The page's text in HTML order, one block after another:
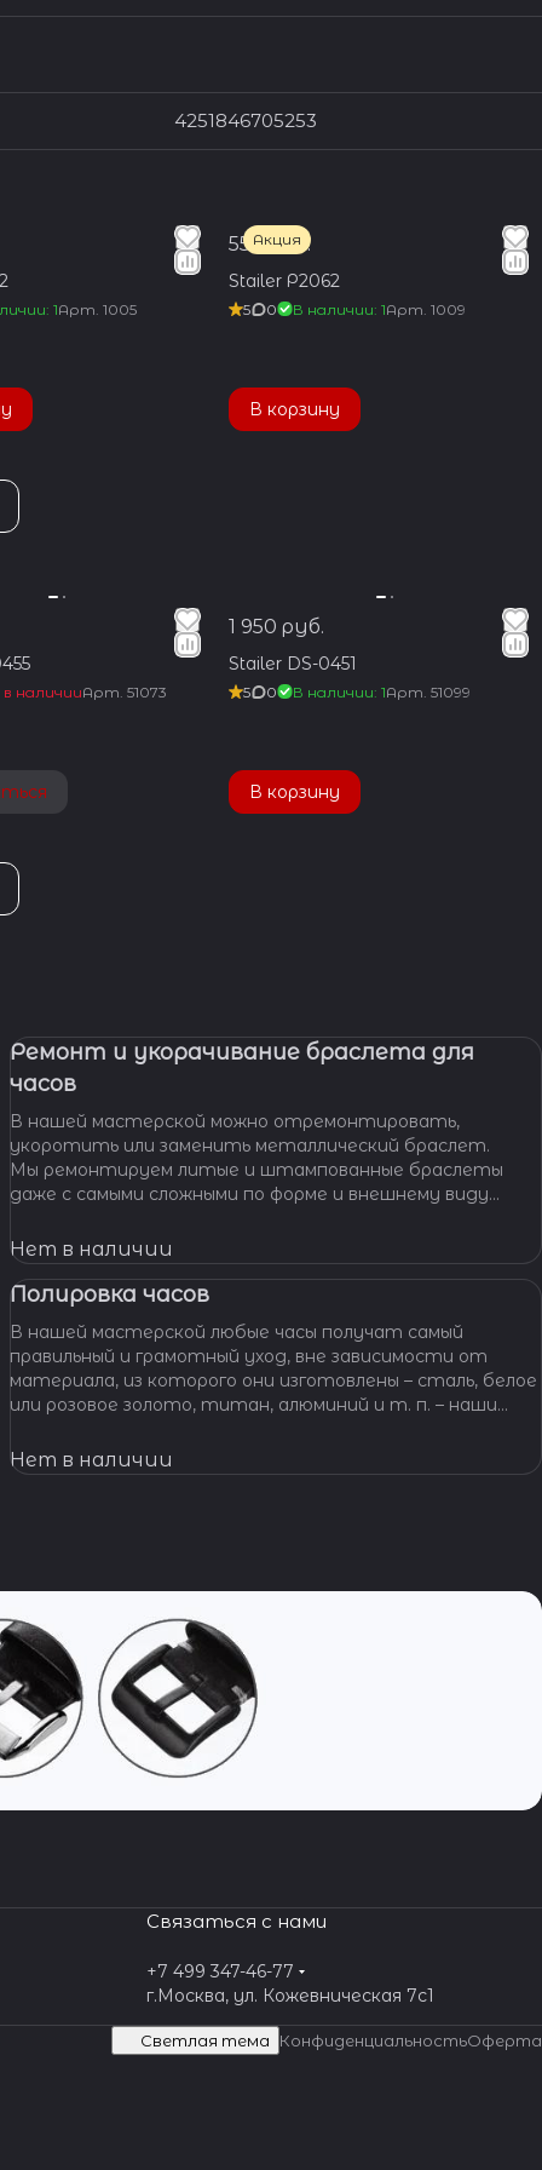
4251846705253
1Арт. 1005
Акция
550 руб.
Stailer Р2062
5 0 В наличии: 1Арт. 1009
В корзину
наличииАрт. 51073
1 950 руб.
Stailer DS-0451
5 0 В наличии: 1Арт. 51099
В корзину
Ремонт и укорачивание браслета для
часов
В нашей мастерской можно отремонтировать,
укоротить или заменить металлический браслет.
Мы ремонтируем литые и штампованные браслеты
даже с самыми сложными по форме и внешнему виду
Нет в наличии
Полировка часов
В нашей мастерской любые часы получат самый
правильный и грамотный уход, вне зависимости от
материала, из которого они изготовлены – сталь, белое
или розовое золото, титан, алюминий и т. п. – наши
материал.
Нет в наличии
Связаться с нами
+7 499 347-46-77
г.Москва, ул. Кожевническая 7c1
Светлая тема КонфиденциальностьОферта